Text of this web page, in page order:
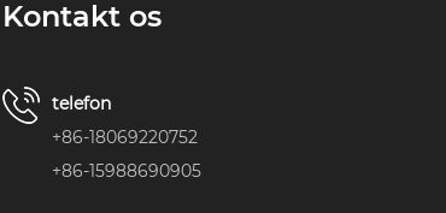
Kontakt os
telefon
+86-18069220752
+86-15988690905